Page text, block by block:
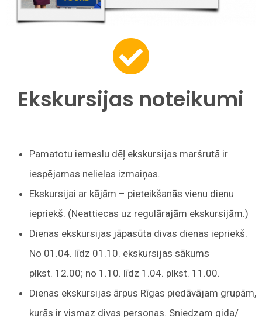
Ekskursijas noteikumi
Pamatotu iemeslu dēļ ekskursijas maršrutā ir
iespējamas nelielas izmaiņas.
Ekskursijai ar kājām – pieteikšanās vienu dienu
iepriekš. (Neattiecas uz regulārajām ekskursijām.)
Dienas ekskursijas jāpasūta divas dienas iepriekš.
No 01.04. līdz 01.10. ekskursijas sākums
plkst. 12.00; no 1.10. līdz 1.04. plkst. 11.00.
Dienas ekskursijas ārpus Rīgas piedāvājam grupām,
kurās ir vismaz divas personas. Sniedzam gida/